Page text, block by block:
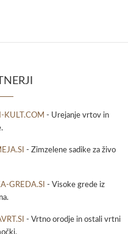
KULT.COM - Urejanje vrtov in
- Zimzelene sadike za živo
GREDA.SI - Visoke grede iz
- Vrtno orodje in ostali vrtni